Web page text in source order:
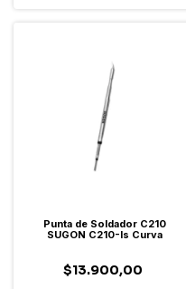
Punta de Soldador C210
SUGON C210-Is Curva
$13.900,00